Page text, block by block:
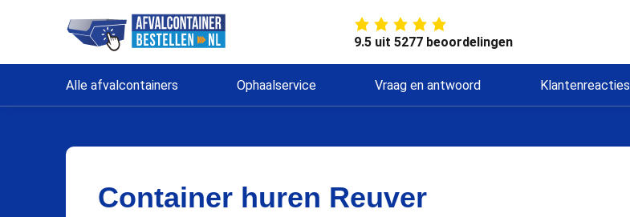
9.5 uit 5277 beoordelingen
Alle afvalcontainers Ophaalservice Vraag en antwoord Klantenreacties
Container huren Reuver